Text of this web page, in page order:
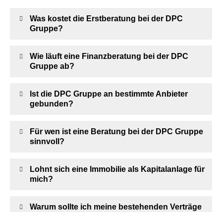
Was kostet die Erstberatung bei der DPC
Gruppe?
Wie läuft eine Finanzberatung bei der DPC
Gruppe ab?
Ist die DPC Gruppe an bestimmte Anbieter
gebunden?
Für wen ist eine Beratung bei der DPC Gruppe
sinnvoll?
Lohnt sich eine Immobilie als Kapitalanlage für
mich?
Warum sollte ich meine bestehenden Verträge